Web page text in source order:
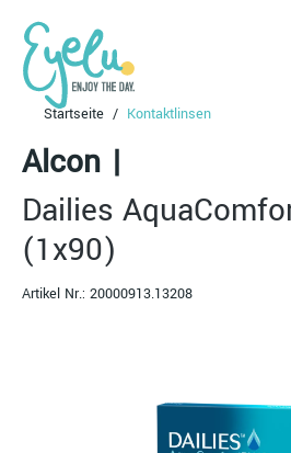
springen
Startseite Kontaktlinsen
Alcon |
Dailies
(1x90)
Artikel Nr.: 20000913.13208